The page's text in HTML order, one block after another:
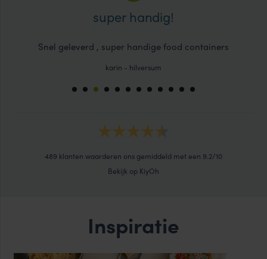
super handig!
Snel geleverd , super handige food containers
karin - hilversum
489 klanten waarderen ons gemiddeld met een 9.2/10
Bekijk op KiyOh
Inspiratie